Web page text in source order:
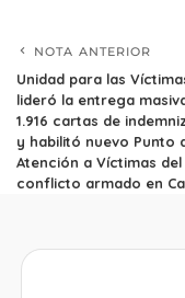
NOTA ANTERIOR
Unidad para las
lideró la entrega
1.916 cartas de
y habilitó nuevo Punto
Atención a Víctimas del
conflicto armado en